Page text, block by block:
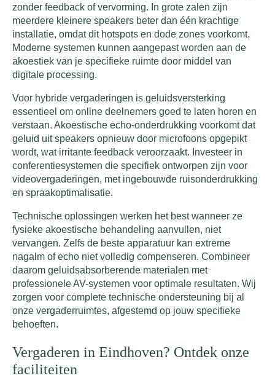
zonder feedback of vervorming. In grote zalen zijn
meerdere kleinere speakers beter dan één krachtige
installatie, omdat dit hotspots en dode zones voorkomt.
Moderne systemen kunnen aangepast worden aan de
akoestiek van je specifieke ruimte door middel van
digitale processing.
Voor hybride vergaderingen is geluidsversterking
essentieel om online deelnemers goed te laten horen en
verstaan. Akoestische echo-onderdrukking voorkomt dat
geluid uit speakers opnieuw door microfoons opgepikt
wordt, wat irritante feedback veroorzaakt. Investeer in
conferentiesystemen die specifiek ontworpen zijn voor
videovergaderingen, met ingebouwde ruisonderdrukking
en spraakoptimalisatie.
Technische oplossingen werken het best wanneer ze
fysieke akoestische behandeling aanvullen, niet
vervangen. Zelfs de beste apparatuur kan extreme
nagalm of echo niet volledig compenseren. Combineer
daarom geluidsabsorberende materialen met
professionele AV-systemen voor optimale resultaten. Wij
zorgen voor complete technische ondersteuning bij al
onze vergaderruimtes, afgestemd op jouw specifieke
behoeften.
Vergaderen in Eindhoven? Ontdek onze
faciliteiten